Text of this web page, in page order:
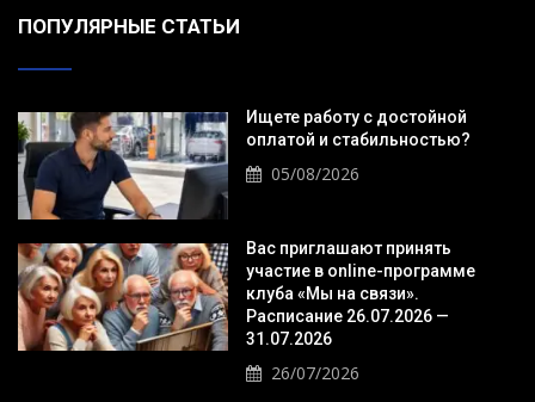
ПОПУЛЯРНЫЕ СТАТЬИ
Ищете работу с достойной
оплатой и стабильностью?
05/08/2026
Вас приглашают принять
участие в online-программе
клуба «Мы на связи».
Расписание 26.07.2026 —
31.07.2026
26/07/2026